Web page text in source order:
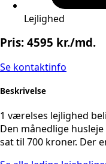
Lejlighed
Pris: 4595 kr./md.
Se kontaktinfo
Beskrivelse
1 værelses lejlighed
Den månedlige
sat til 700 kroner. Der